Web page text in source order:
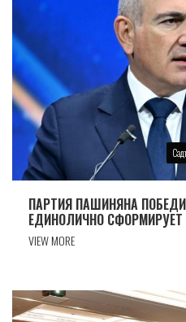
ПАРТИЯ ПАШИНЯНА
ЕДИНОЛИЧНО
VIEW MORE